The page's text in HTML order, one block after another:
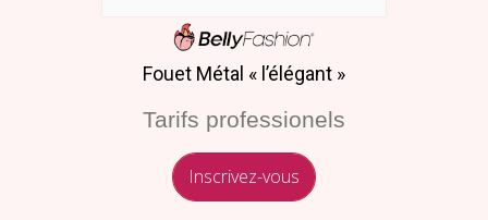
Fouet Métal « l’élégant »
Tarifs professionels
Inscrivez-vous